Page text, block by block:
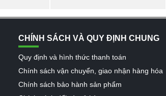
CHÍNH SÁCH VÀ QUY ĐỊNH CHUNG
Quy định và hình thức thanh toán
Chính sách vận chuyển, giao nhận hàng hóa
Chính sách bảo hành sản phẩm